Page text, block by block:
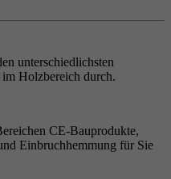
unterschiedlichsten
Holzbereich durch.
CE-Bauprodukte,
Einbruchhemmung für Sie